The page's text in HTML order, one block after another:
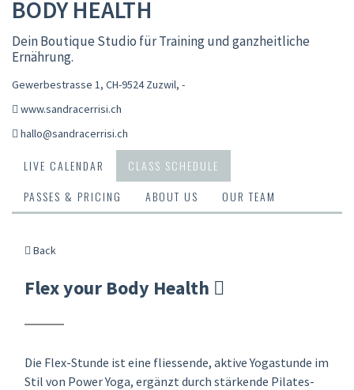
BODY HEALTH
Dein Boutique Studio für Training und ganzheitliche
Ernährung.
Gewerbestrasse 1, CH-9524 Zuzwil, -
www.sandracerrisi.ch
hallo@sandracerrisi.ch
LIVE CALENDAR
CLASS SCHEDULE
PASSES & PRICING
ABOUT US OUR TEAM
Back
Flex your Body Health
Die Flex-Stunde ist eine fliessende, aktive Yogastunde im
Stil von Power Yoga, ergänzt durch stärkende Pilates-